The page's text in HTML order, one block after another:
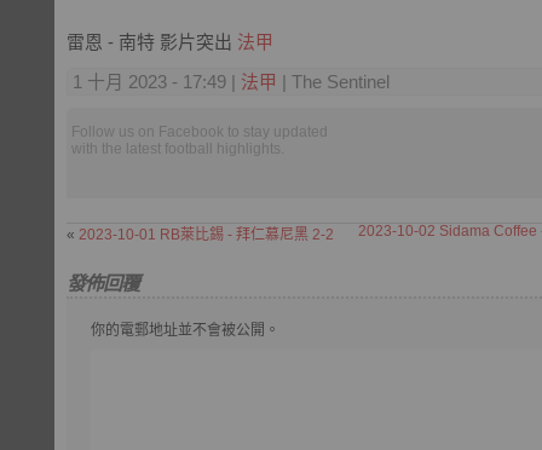
雷恩 - 南特 影片突出 法甲
1 十月 2023 - 17:49 | 法甲 | The Sentinel
Follow us on Facebook to stay updated
with the latest football highlights.
« 2023-10-01 RB萊比錫 - 拜仁慕尼黑 2-2 2023-10-02 Sidama Coffee
發佈回覆
你的電郵地址並不會被公開。